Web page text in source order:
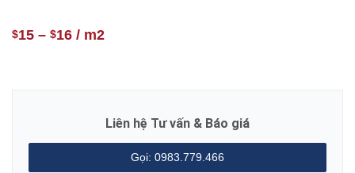
$15 – $16 / m2
Liên hệ Tư vấn & Báo giá
Gọi: 0983.779.466